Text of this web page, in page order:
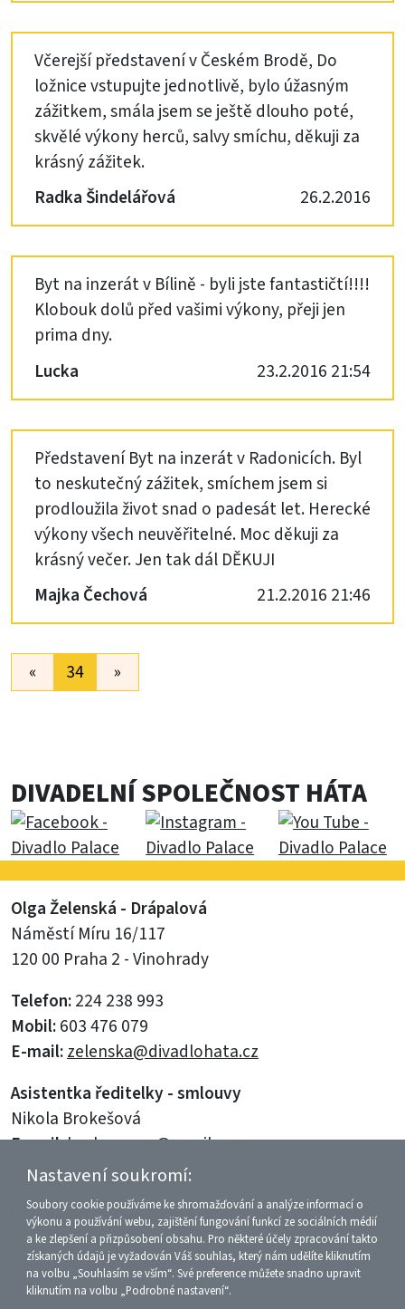
Včerejší představení v Českém Brodě, Do
ložnice vstupujte jednotlivě, bylo úžasným
zážitkem, smála jsem se ještě dlouho poté,
skvělé výkony herců, salvy smíchu, děkuji za
krásný zážitek.
Radka Šindelářová
26.2.2016
Byt na inzerát v Bílině - byli jste fantastičtí!!!!
Klobouk dolů před vašimi výkony, přeji jen
prima dny.
Lucka
23.2.2016 21:54
Představení Byt na inzerát v Radonicích. Byl
to neskutečný zážitek, smíchem jsem si
prodloužila život snad o padesát let. Herecké
výkony všech neuvěřitelné. Moc děkuji za
krásný večer. Jen tak dál DĚKUJI
Majka Čechová
21.2.2016 21:46
« 34 »
DIVADELNÍ SPOLEČNOST HÁTA
Olga Želenská - Drápalová
Náměstí Míru 16/117
120 00 Praha 2 - Vinohrady
Telefon:224 238 993
Mobil:603 476 079
E-mail:zelenska@divadlohata.cz
Asistentka ředitelky - smlouvy
Nikola Brokešová
E-mail:brokesovan@gmail.com
IČO:66052858
DIČ:CZ6062201112
2026 © Divadelní společnost Háta
WWW:
Nastavení soukromí:
Soubory cookie používáme ke shromažďování a analýze informací o
výkonu a používání webu, zajištění fungování funkcí ze sociálních médií
a ke zlepšení a přizpůsobení obsahu. Pro některé účely zpracování takto
získaných údajů je vyžadován Váš souhlas, který nám udělíte kliknutím
na volbu „Souhlasím se vším“. Své preference můžete snadno upravit
kliknutím na volbu „Podrobné nastavení“.